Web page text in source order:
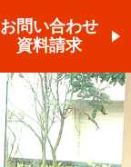
お問い合わせ
資料請求